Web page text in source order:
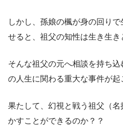
しかし、孫娘の楓が身の回り
せると、祖父の知性は生き生き
そんな祖父の元へ相談を持ち
の人生に関わる重大な事件が起
果たして、幻視と戦う祖父（
かすことができるのか？？